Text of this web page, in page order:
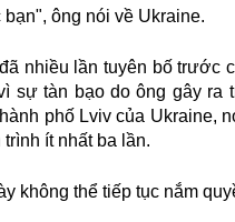
ông nói về Ukraine.
nhiều lần tuyên bố trước
sự tàn bạo do ông gây
phố Lviv của Ukraine,
ít nhất ba lần.
không thể tiếp tục nắm